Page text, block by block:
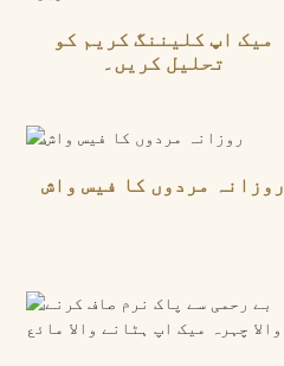
میک اپ کلیننگ کریم کو
تحلیل کریں۔
روزانہ مردوں کا فیس واش